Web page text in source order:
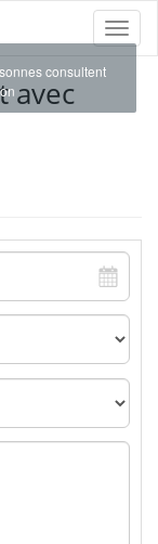
Toggle
avec
×
consultent